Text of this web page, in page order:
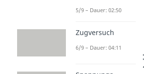
Weitere Inhalte:
5/9 – Dauer: 02:50
Zugversuch
6/9 – Dauer: 04:11